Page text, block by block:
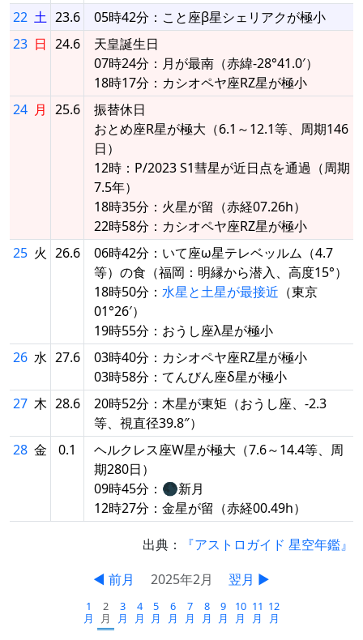
22 土 23.6
05時42分：こと座β星シェリアクが極小
23 日 24.6
天皇誕生日
07時24分：月が最南（赤緯-28°41.0′）
18時17分：カシオペヤ座RZ星が極小
24 月 25.6
振替休日
おとめ座R星が極大（6.1～12.1等、周期146
日）
12時：P/2023 S1彗星が近日点を通過（周期
7.5年）
18時35分：火星が留（赤経07.26h）
22時58分：カシオペヤ座RZ星が極小
25 火 26.6
06時42分：いて座ω星テレベッルム（4.7
等）の食（福岡：明縁から潜入、高度15°）
18時50分： 水星と土星が最接近 （東京
01°26′）
19時55分：おうし座λ星が極小
26 水 27.6
03時40分：カシオペヤ座RZ星が極小
03時58分：てんびん座δ星が極小
27 木 28.6
20時52分：木星が東矩（おうし座、-2.3
等、視直径39.8″）
28 金 0.1
ヘルクレス座W星が極大（7.6～14.4等、周
期280日）
09時45分：🌑新月
12時27分：金星が留（赤経00.49h）
出典：
『アストロガイド 星空年鑑』
◀ 前月
2025年2月 翌月 ▶
1
月
2
月
3
月
4
月
5
月
6
月
7
月
8
月
9
月
10
月
11
月
12
月